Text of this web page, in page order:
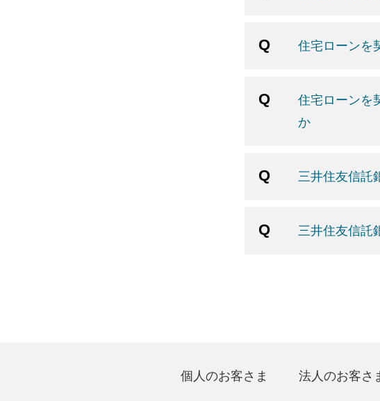
住宅ローンを
住宅ローンを
か
三井住友信託
三井住友信託
個人のお客さま 法人のお客さ